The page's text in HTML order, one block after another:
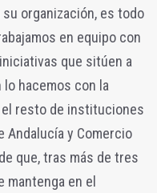
organización, es todo
en equipo con
que sitúen a
lo hacemos con la
resto de instituciones
Andalucía y Comercio
que, tras más de tres
mantenga en el